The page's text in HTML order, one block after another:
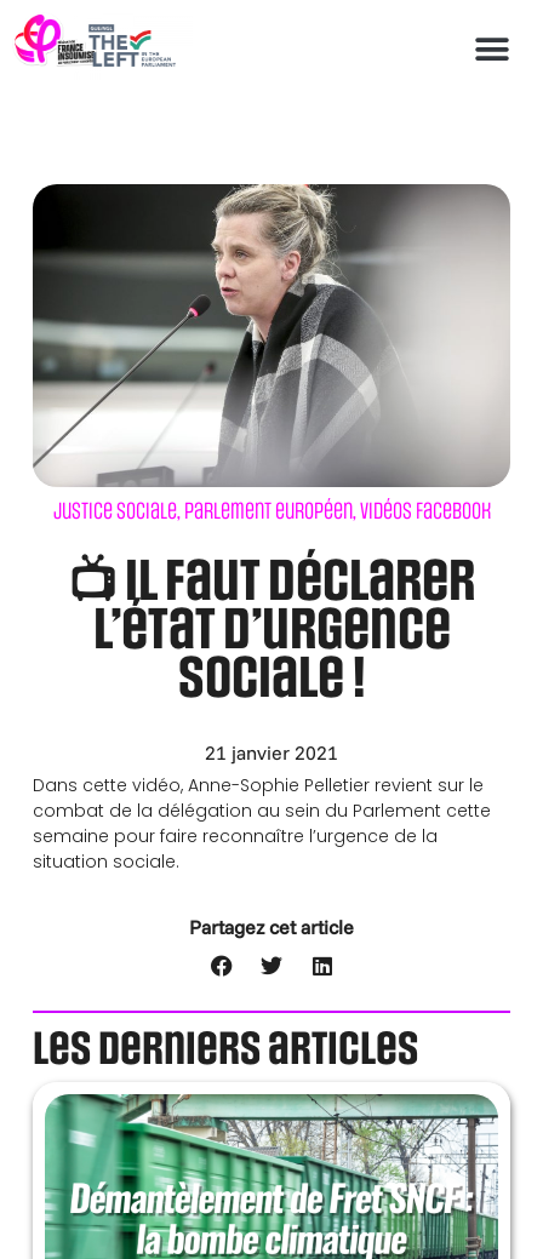
Justice sociale,Parlement européen,Vidéos Facebook
📺 Il faut déclarer
l’état d’urgence
sociale !
21 janvier 2021
Dans cette vidéo, Anne-Sophie Pelletier revient sur le
combat de la délégation au sein du Parlement cette
semaine pour faire reconnaître l’urgence de la
situation sociale.
Partagez cet article
Les derniers articles